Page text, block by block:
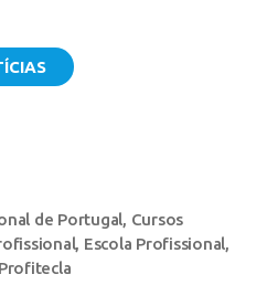
de Portugal, Cursos
, Escola Profissional,
Profitecla